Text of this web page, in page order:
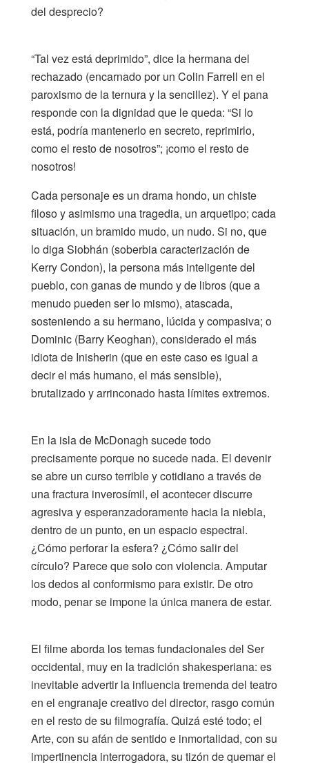
del desprecio?
“Tal vez está deprimido”, dice la hermana del
rechazado (encarnado por un Colin Farrell en el
paroxismo de la ternura y la sencillez). Y el pana
responde con la dignidad que le queda: “Si lo
está, podría mantenerlo en secreto, reprimirlo,
como el resto de nosotros”; ¡como el resto de
nosotros!
Cada personaje es un drama hondo, un chiste
filoso y asimismo una tragedia, un arquetipo; cada
situación, un bramido mudo, un nudo. Si no, que
lo diga Siobhán (soberbia caracterización de
Kerry Condon), la persona más inteligente del
pueblo, con ganas de mundo y de libros (que a
menudo pueden ser lo mismo), atascada,
sosteniendo a su hermano, lúcida y compasiva; o
Dominic (Barry Keoghan), considerado el más
idiota de Inisherin (que en este caso es igual a
decir el más humano, el más sensible),
brutalizado y arrinconado hasta límites extremos.
En la isla de McDonagh sucede todo
precisamente porque no sucede nada. El devenir
se abre un curso terrible y cotidiano a través de
una fractura inverosímil, el acontecer discurre
agresiva y esperanzadoramente hacia la niebla,
dentro de un punto, en un espacio espectral.
¿Cómo perforar la esfera? ¿Cómo salir del
círculo? Parece que solo con violencia. Amputar
los dedos al conformismo para existir. De otro
modo, penar se impone la única manera de estar.
El filme aborda los temas fundacionales del Ser
occidental, muy en la tradición shakesperiana: es
inevitable advertir la influencia tremenda del teatro
en el engranaje creativo del director, rasgo común
en el resto de su filmografía. Quizá esté todo; el
Arte, con su afán de sentido e inmortalidad, con su
impertinencia interrogadora, su tizón de quemar el